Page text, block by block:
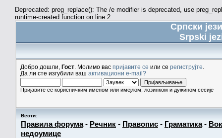
Deprecated: preg_replace(): The /e modifier is deprecated, use
runtime-created function on line 2
Српски
Srpski
Добро дошли, Гост . Молимо вас пријавите се или се региструјте
Да ли сте изгубили ваш активациони e-mail?
Пријавите се корисничким именом или имејлом, лозинком и дужином сесије
Вести:
Правила форума- Речник - Правопис - Граматика-
недоумице